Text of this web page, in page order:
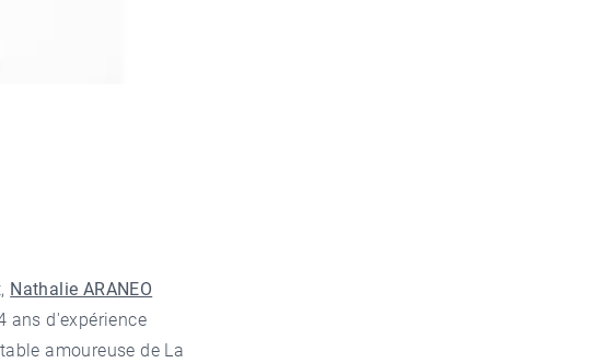
Nathalie ARANEO
ans d'expérience
amoureuse de La